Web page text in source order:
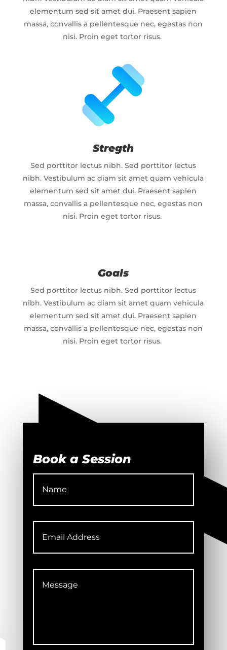
elementum sed sit amet dui. Praesent sapien
massa, convallis a pellentesque nec, egestas non
nisi. Proin eget tortor risus.
Stregth
Sed porttitor lectus nibh. Sed porttitor lectus
nibh. Vestibulum ac diam sit amet quam vehicula
elementum sed sit amet dui. Praesent sapien
massa, convallis a pellentesque nec, egestas non
nisi. Proin eget tortor risus.
Goals
Sed porttitor lectus nibh. Sed porttitor lectus
nibh. Vestibulum ac diam sit amet quam vehicula
elementum sed sit amet dui. Praesent sapien
massa, convallis a pellentesque nec, egestas non
nisi. Proin eget tortor risus.
Book a Session